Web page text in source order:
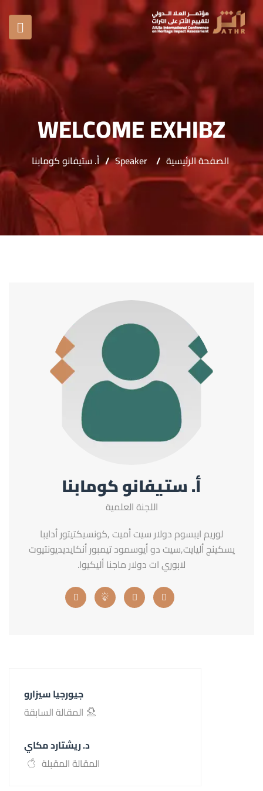
WELCOME EXHIBZ
الصفحة الرئيسية /
Speaker
/ أ. ستيفانو كومابنا
أ. ستيفانو كومابنا
اللجنة العلمية
لوريم ايبسوم دولار سيت أميت ,كونسيكتيتور أدايبا
يسكينج أليايت,سيت دو أيوسمود تيمبور أنكايديديونتيوت
لابوري ات دولار ماجنا أليكيوا.
جيورجيا سيزارو
المقالة السابقة
د. ريشتارد مكاي
المقالة المقبلة